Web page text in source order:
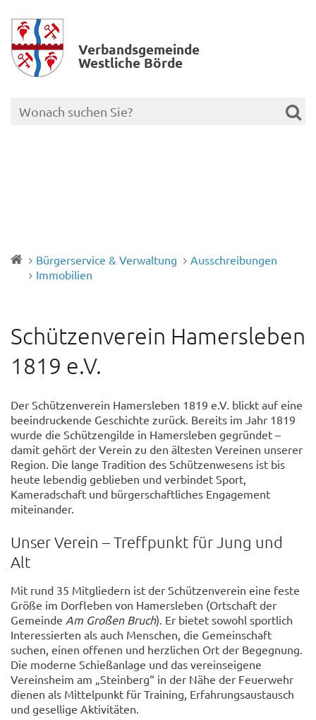
Verbands­gemeinde
Westliche Börde
Bürgerservice & Verwaltung
Ausschreibungen
Immobilien
Schützenverein Hamersleben
1819 e.V.
Der Schützenverein Hamersleben 1819 e.V. blickt auf eine
beeindruckende Geschichte zurück. Bereits im Jahr 1819
wurde die Schützengilde in Hamersleben gegründet –
damit gehört der Verein zu den ältesten Vereinen unserer
Region. Die lange Tradition des Schützenwesens ist bis
heute lebendig geblieben und verbindet Sport,
Kameradschaft und bürgerschaftliches Engagement
miteinander.
Unser Verein – Treffpunkt für Jung und
Alt
Mit rund 35 Mitgliedern ist der Schützenverein eine feste
Größe im Dorfleben von Hamersleben (Ortschaft der
Gemeinde Am Großen Bruch). Er bietet sowohl sportlich
Interessierten als auch Menschen, die Gemeinschaft
suchen, einen offenen und herzlichen Ort der Begegnung.
Die moderne Schießanlage und das vereinseigene
Vereinsheim am „Steinberg“ in der Nähe der Feuerwehr
dienen als Mittelpunkt für Training, Erfahrungsaustausch
und gesellige Aktivitäten.